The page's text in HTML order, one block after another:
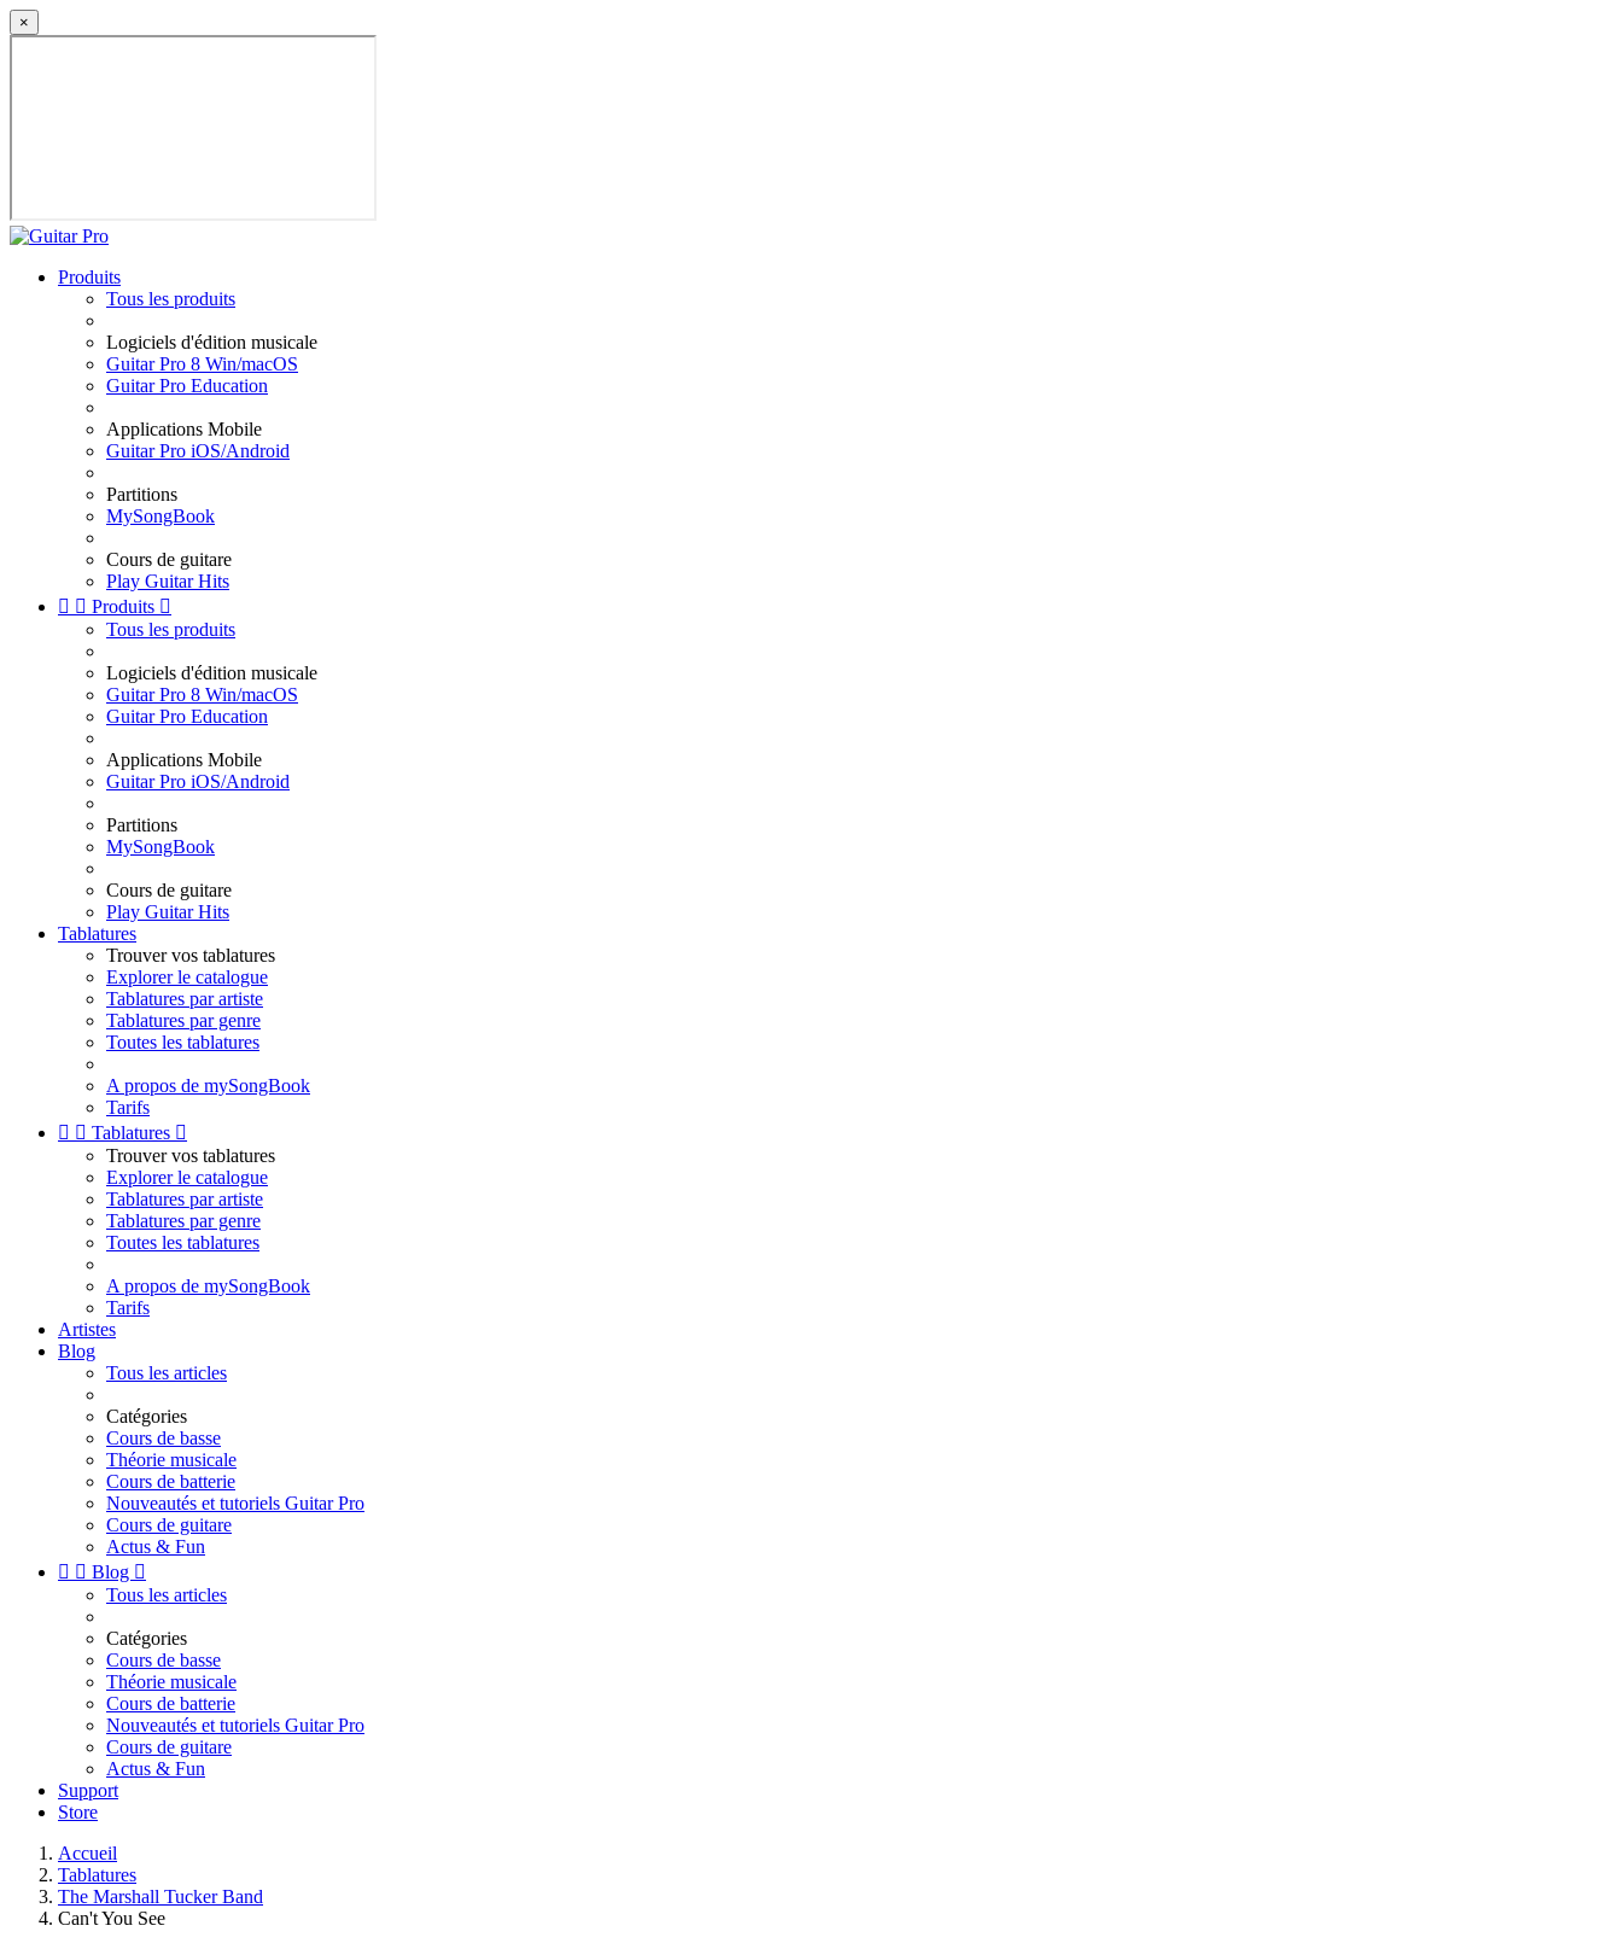
×
Produits
Tous les produits
Logiciels d'édition musicale
Guitar Pro 8 Win/macOS
Guitar Pro Education
Applications Mobile
Guitar Pro iOS/Android
Partitions
MySongBook
Cours de guitare
Play Guitar Hits
  Produits 
Tous les produits
Logiciels d'édition musicale
Guitar Pro 8 Win/macOS
Guitar Pro Education
Applications Mobile
Guitar Pro iOS/Android
Partitions
MySongBook
Cours de guitare
Play Guitar Hits
Tablatures
Trouver vos tablatures
Explorer le catalogue
Tablatures par artiste
Tablatures par genre
Toutes les tablatures
A propos de mySongBook
Tarifs
  Tablatures 
Trouver vos tablatures
Explorer le catalogue
Tablatures par artiste
Tablatures par genre
Toutes les tablatures
A propos de mySongBook
Tarifs
Artistes
Blog
Tous les articles
Catégories
Cours de basse
Théorie musicale
Cours de batterie
Nouveautés et tutoriels Guitar Pro
Cours de guitare
Actus & Fun
  Blog 
Tous les articles
Catégories
Cours de basse
Théorie musicale
Cours de batterie
Nouveautés et tutoriels Guitar Pro
Cours de guitare
Actus & Fun
Support
Store
Accueil
Tablatures
The Marshall Tucker Band
Can't You See